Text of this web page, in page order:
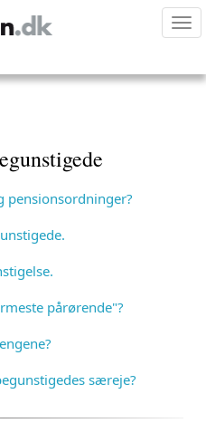
pensionsordninger?
pårørende"?
særeje?